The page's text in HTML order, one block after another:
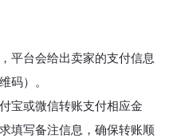
平台会给出卖家的支付信息
码）。
宝或微信转账支付相应金
填写备注信息，确保转账顺